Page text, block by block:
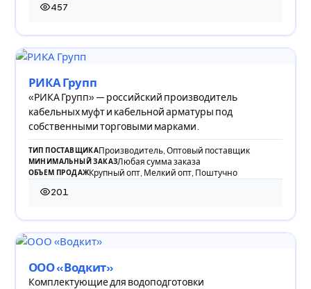
457
457 просмотров
РИКА Групп
«РИКА Групп» — российский производитель
кабельных муфт и кабельной арматуры под
собственными торговыми марками.
ТИП ПОСТАВЩИКАПроизводитель, Оптовый поставщик
МИНИМАЛЬНЫЙ ЗАКАЗЛюбая сумма заказа
ОБЪЕМ ПРОДАЖКрупный опт, Мелкий опт, Поштучно
201
201 просмотр
ООО «Водкит»
Комплектующие для водоподготовки